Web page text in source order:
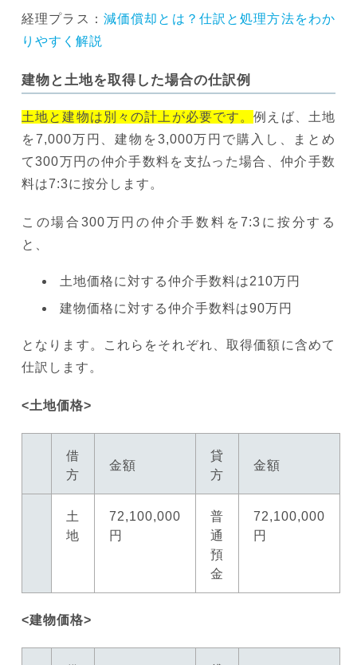
経理プラス： 減価償却とは？仕訳と処理方法をわか
りやすく解説
建物と土地を取得した場合の仕訳例
土地と建物は別々の計上が必要です。例えば、土地
を7,000万円、建物を3,000万円で購入し、まとめ
て300万円の仲介手数料を支払った場合、仲介手数
料は7:3に按分します。
この場合300万円の仲介手数料を7:3に按分する
と、
土地価格に対する仲介手数料は210万円
建物価格に対する仲介手数料は90万円
となります。これらをそれぞれ、取得価額に含めて
仕訳します。
<土地価格>
借
方
金額
貸
方
金額
土
地
72,100,000
円
普
通
預
金
72,100,000
円
<建物価格>